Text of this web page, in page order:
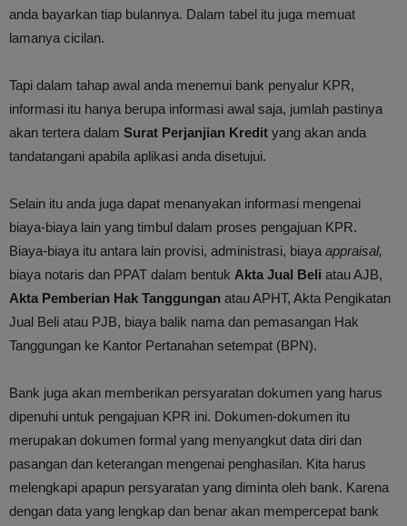
anda bayarkan tiap bulannya. Dalam tabel itu juga memuat
lamanya cicilan.
Tapi dalam tahap awal anda menemui bank penyalur KPR,
informasi itu hanya berupa informasi awal saja, jumlah pastinya
akan tertera dalam Surat Perjanjian Kredit yang akan anda
tandatangani apabila aplikasi anda disetujui.
Selain itu anda juga dapat menanyakan informasi mengenai
biaya-biaya lain yang timbul dalam proses pengajuan KPR.
Biaya-biaya itu antara lain provisi, administrasi, biaya appraisal,
biaya notaris dan PPAT dalam bentuk Akta Jual Beli atau AJB,
Akta Pemberian Hak Tanggungan atau APHT, Akta Pengikatan
Jual Beli atau PJB, biaya balik nama dan pemasangan Hak
Tanggungan ke Kantor Pertanahan setempat (BPN).
Bank juga akan memberikan persyaratan dokumen yang harus
dipenuhi untuk pengajuan KPR ini. Dokumen-dokumen itu
merupakan dokumen formal yang menyangkut data diri dan
pasangan dan keterangan mengenai penghasilan. Kita harus
melengkapi apapun persyaratan yang diminta oleh bank. Karena
dengan data yang lengkap dan benar akan mempercepat bank